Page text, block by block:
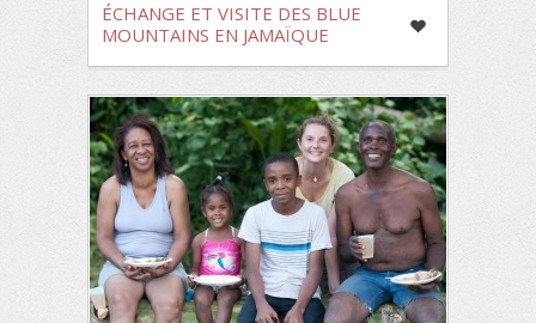
ÉCHANGE ET VISITE DES BLUE
MOUNTAINS EN JAMAÏQUE